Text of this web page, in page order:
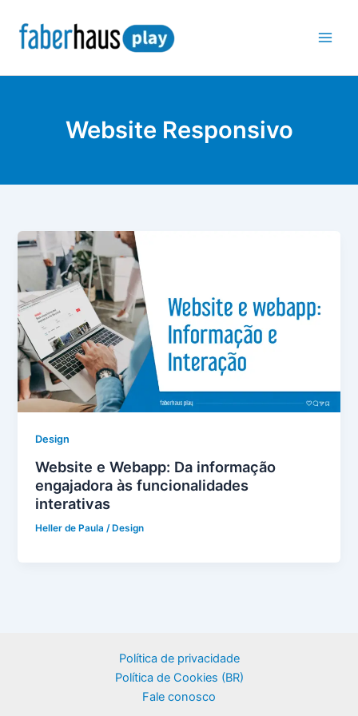
para
Website Responsivo
Design
Website e Webapp: Da informação
engajadora às funcionalidades
interativas
Heller de Paula/ Design
Política de privacidade
Política de Cookies (BR)
Fale conosco